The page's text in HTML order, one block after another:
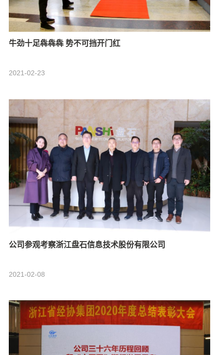
牛劲十足犇犇犇 势不可挡开门红
2021-02-23
公司参观考察浙江盘石信息技术股份有限公司
2021-02-08